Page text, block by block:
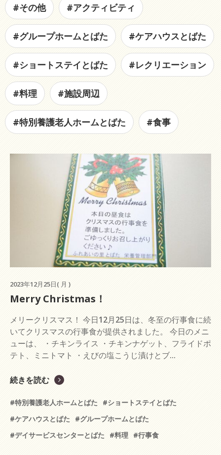
#その他 #アクティビティ
#グループホームとばた #ケアハウスとばた
#ショートステイとばた #レクリエーション
#料理 #施設周辺
#特別養護老人ホームとばた #食事
2023年12月25日( 月 )
Merry Christmas！
メリークリスマス！ 今日12月25日は、冬至の行事食に続
いてクリスマスの行事食が提供されました。 今日のメニ
ューは、 ・チキンライス ・チキンナゲット、フライドポ
テト、ミニトマト ・えびの塩こうじ漬けとブ...
続きを読む
#特別養護老人ホームとばた
#ショートステイとばた
#ケアハウスとばた
#グループホームとばた
#デイサービスセンターとばた
#料理 #行事食